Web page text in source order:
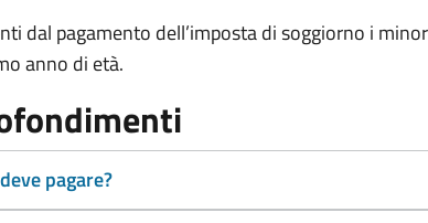
dal pagamento dell’imposta di soggiorno i
anno di età.
pagare?